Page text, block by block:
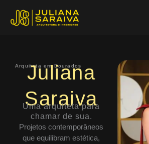
Arquiteta em Dourados
Juliana
Saraiva
Uma arquiteta para
chamar de sua.
Projetos contemporâneos
que equilibram estética,